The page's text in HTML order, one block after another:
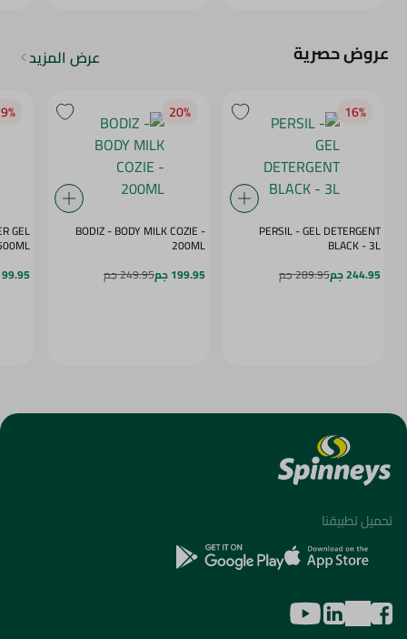
عروض حصرية عرض المزيد
16‎%‎
PERSIL - GEL DETERGENT
BLACK - 3L
244.95 جم
289.95 جم
20‎%‎
BODIZ - BODY MILK COZIE -
200ML
199.95 جم
249.95 جم
GEL
- 500ML
99.95 جم
تحميل تطبيقنا